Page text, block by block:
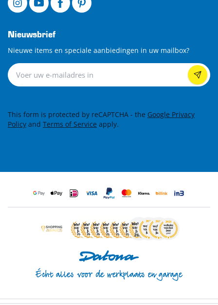
Nieuwsbrief
Nieuwe items en speciale aanbiedingen in uw mailbox?
Nieuwsbrief
This form is protected by reCAPTCHA - the Google Privacy
Policy and Terms of Service apply.